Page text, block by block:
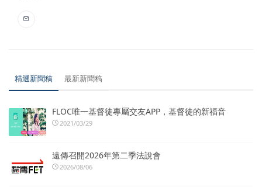
精選新聞稿 最新新聞稿
FLOC唯一基督徒專屬交友APP，基督徒的新福音
2021/03/29
遠傳召開2026年第二季法說會
2026/08/06